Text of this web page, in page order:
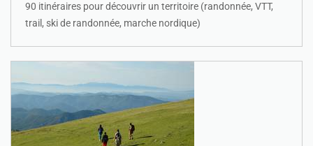
90 itinéraires pour découvrir un territoire (randonnée, VTT,
trail, ski de randonnée, marche nordique)